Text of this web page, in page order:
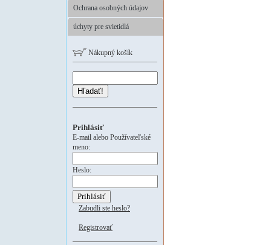
Ochrana osobných údajov
úchyty pre svietidlá
Nákupný košík
Hľadať!
Prihlásiť
E-mail alebo Používateľské
meno:
Heslo:
Zabudli ste heslo?
Registrovať